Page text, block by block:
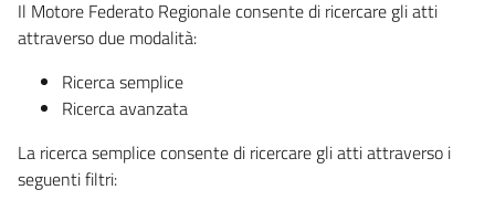
Il Motore Federato Regionale consente di ricercare gli atti
attraverso due modalità:
Ricerca semplice
Ricerca avanzata
La ricerca semplice consente di ricercare gli atti attraverso i
seguenti filtri: